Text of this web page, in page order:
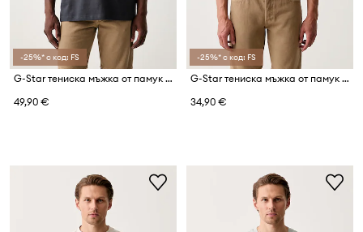
-25%* с код: FS
G-Star тениска мъжка от памук Hyper gr relaxed
49,90 €
-25%* с код: FS
G-Star тениска мъжка от памук Lash
34,90 €